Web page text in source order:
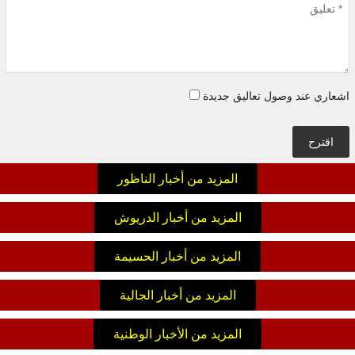
اشعاري عند وصول تعاليق جديدة
اقترح
المزيد من أخبار الناظور
المزيد من أخبار الدريوش
المزيد من أخبار الحسيمة
المزيد من أخبار الجالية
المزيد من الأخبار الوطنية